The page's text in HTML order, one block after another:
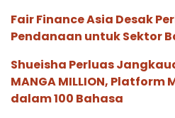
Fair Finance Asia Desak
Pendanaan untuk Sektor
Shueisha Perluas
MANGA MILLION,
dalam 100 Bahasa